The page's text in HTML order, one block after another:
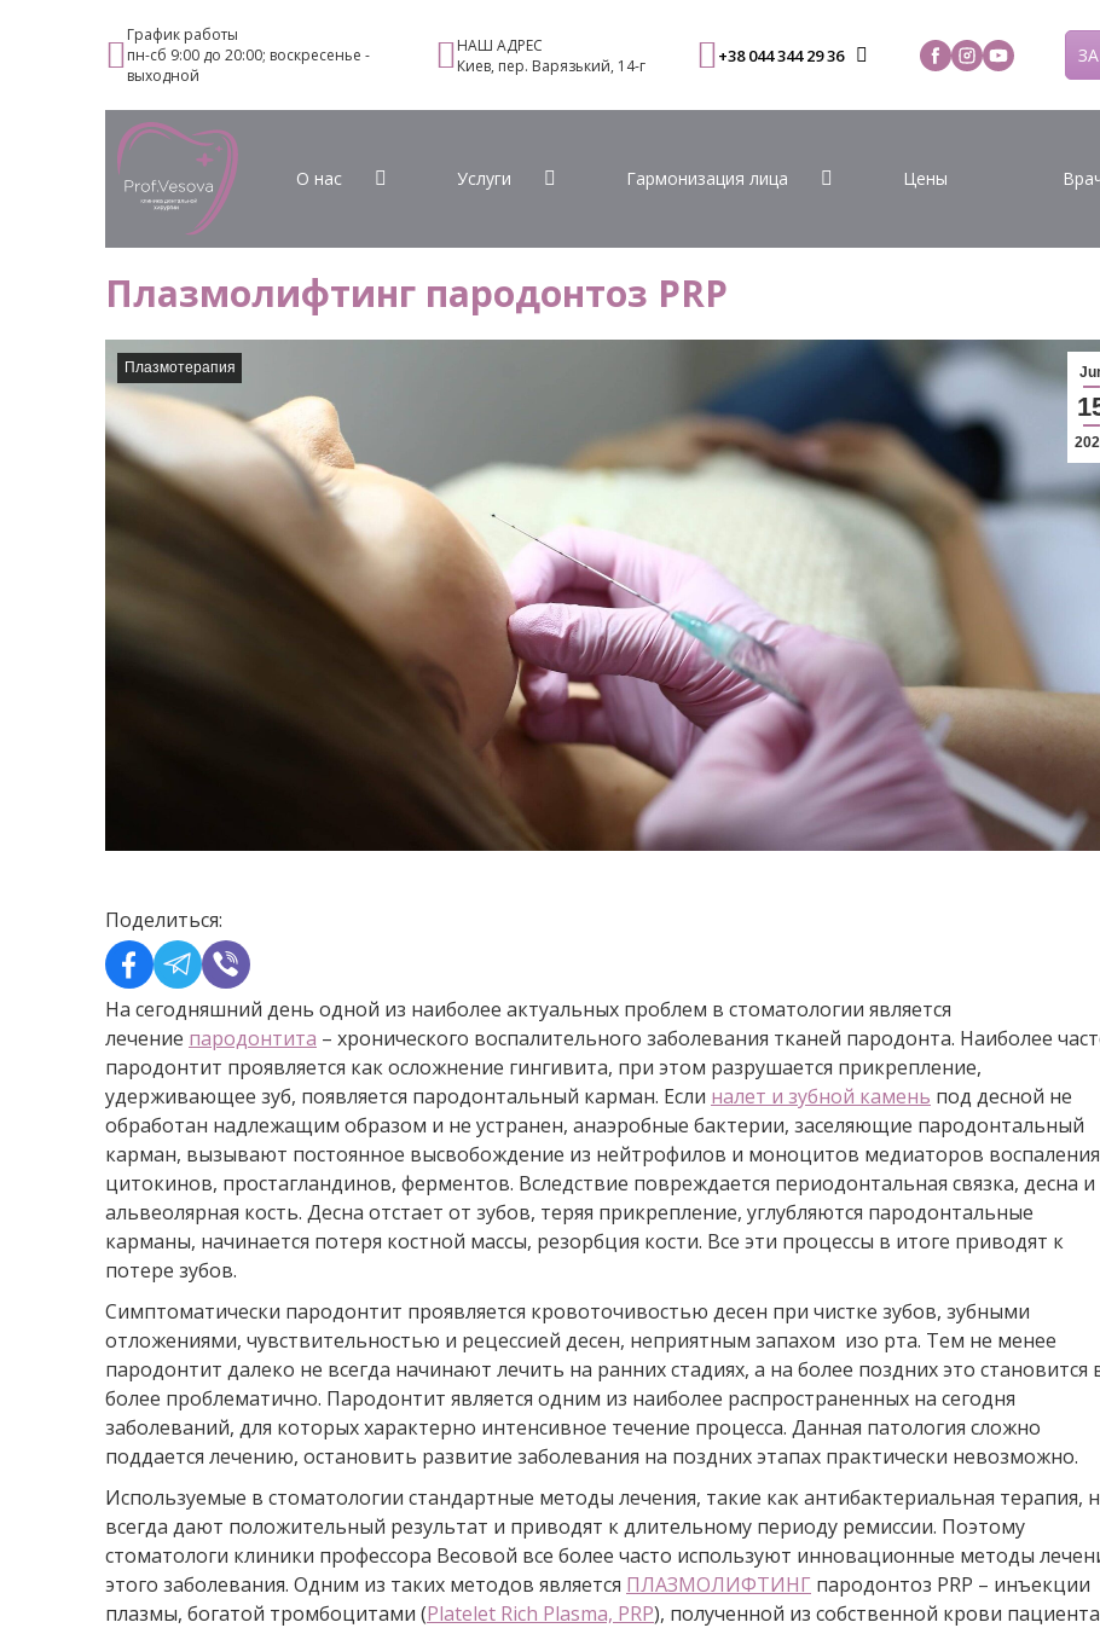
График работы
пн-сб 9:00 до 20:00; воскресенье -
выходной
НАШ АДРЕС
Киев, пер. Варязький, 14-г
+38 044 344 29 36
О нас Услуги Гармонизация лица Цены
Плазмолифтинг пародонтоз PRP
Плазмотерапия
Поделиться:
На сегодняшний день одной из наиболее актуальных проблем в стоматологии является
лечение пародонтита – хронического воспалительного заболевания тканей пародонта. Наиболее
пародонтит проявляется как осложнение гингивита, при этом разрушается прикрепление,
удерживающее зуб, появляется пародонтальный карман. Если налет и зубной камень под десной не
обработан надлежащим образом и не устранен, анаэробные бактерии, заселяющие пародонтальный
карман, вызывают постоянное высвобождение из нейтрофилов и моноцитов медиаторов
цитокинов, простагландинов, ферментов. Вследствие повреждается периодонтальная связка, десна и
альвеолярная кость. Десна отстает от зубов, теряя прикрепление, углубляются пародонтальные
карманы, начинается потеря костной массы, резорбция кости. Все эти процессы в итоге приводят к
потере зубов.
Симптоматически пародонтит проявляется кровоточивостью десен при чистке зубов, зубными
отложениями, чувствительностью и рецессией десен, неприятным запахом изо рта. Тем не менее
пародонтит далеко не всегда начинают лечить на ранних стадиях, а на более поздних это становится
более проблематично. Пародонтит является одним из наиболее распространенных на сегодня
заболеваний, для которых характерно интенсивное течение процесса. Данная патология сложно
поддается лечению, остановить развитие заболевания на поздних этапах практически невозможно.
Используемые в стоматологии стандартные методы лечения, такие как антибактериальная терапия,
всегда дают положительный результат и приводят к длительному периоду ремиссии. Поэтому
стоматологи клиники профессора Весовой все более часто используют инновационные методы
этого заболевания. Одним из таких методов является ПЛАЗМОЛИФТИНГ пародонтоз PRP – инъекции
плазмы, богатой тромбоцитами (Platelet Rich Plasma, PRP), полученной из собственной крови пациента